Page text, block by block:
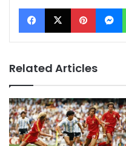
Facebook X Pinterest Messenger
Related Articles